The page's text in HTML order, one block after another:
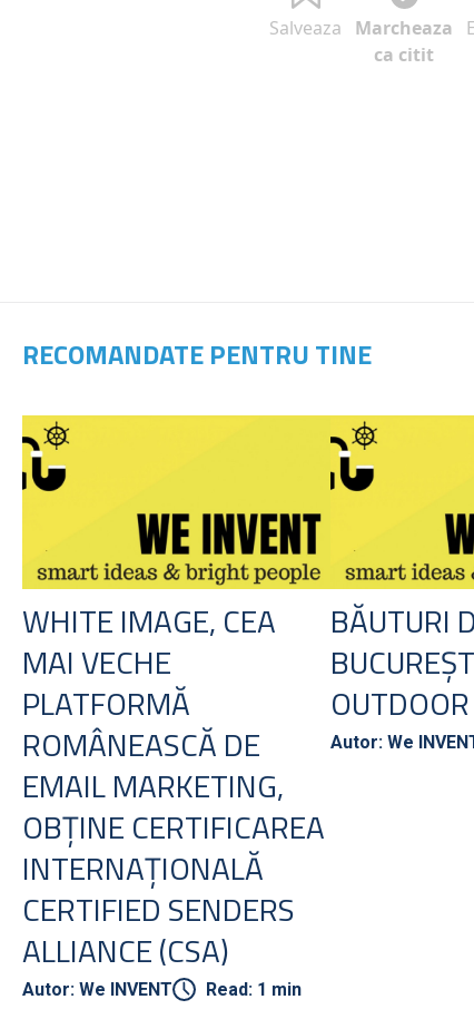
Salveaza
Marcheaza
ca citit
RECOMANDATE PENTRU TINE
WHITE IMAGE, CEA
MAI VECHE
PLATFORMĂ
ROMÂNEASCĂ DE
EMAIL MARKETING,
OBȚINE CERTIFICAREA
INTERNAȚIONALĂ
CERTIFIED SENDERS
ALLIANCE (CSA)
Autor: We INVENT Read: 1 min
BĂUTURI
Autor: We